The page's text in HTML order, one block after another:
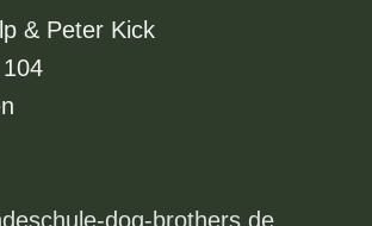
& Peter Kick
dog-brothers.de